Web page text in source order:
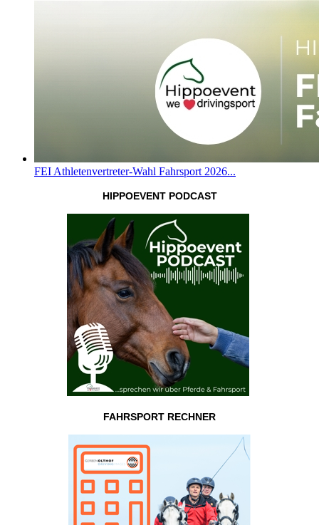
FEI Athletenvertreter-Wahl Fahrsport 2026...
HIPPOEVENT PODCAST
FAHRSPORT RECHNER